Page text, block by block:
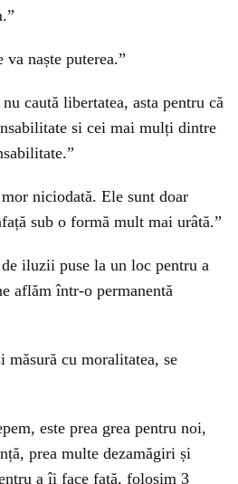
naște puterea.”
caută libertatea, asta pentru că
si cei mai mulți dintre
niciodată. Ele sunt doar
sub o formă mult mai urâtă.”
iluzii puse la un loc pentru a
aflăm într-o permanentă
măsură cu moralitatea, se
este prea grea pentru noi,
prea multe dezamăgiri și
a îi face față, folosim 3